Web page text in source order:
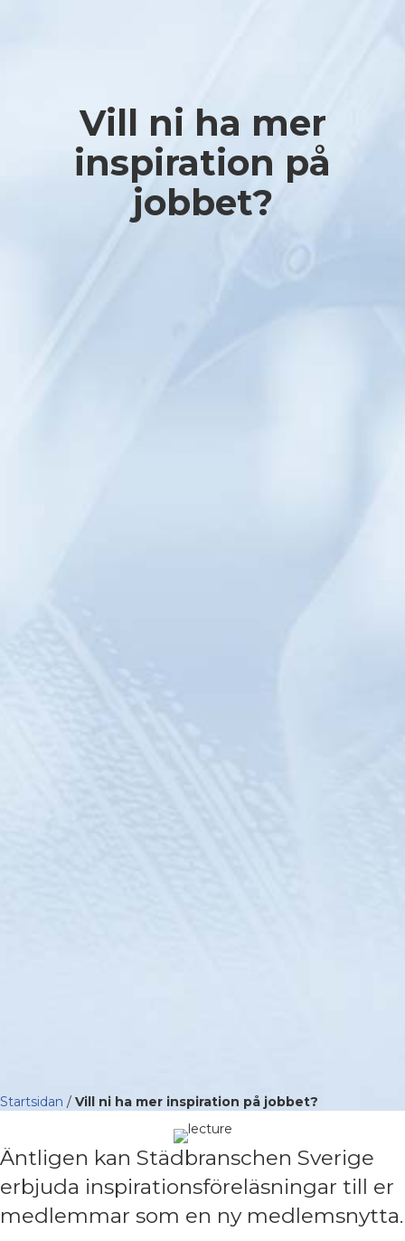
Vill ni ha mer
inspiration på
jobbet?
Startsidan / Vill ni ha mer inspiration på jobbet?
Äntligen kan Städbranschen Sverige
erbjuda inspirationsföreläsningar till er
medlemmar som en ny medlemsnytta.